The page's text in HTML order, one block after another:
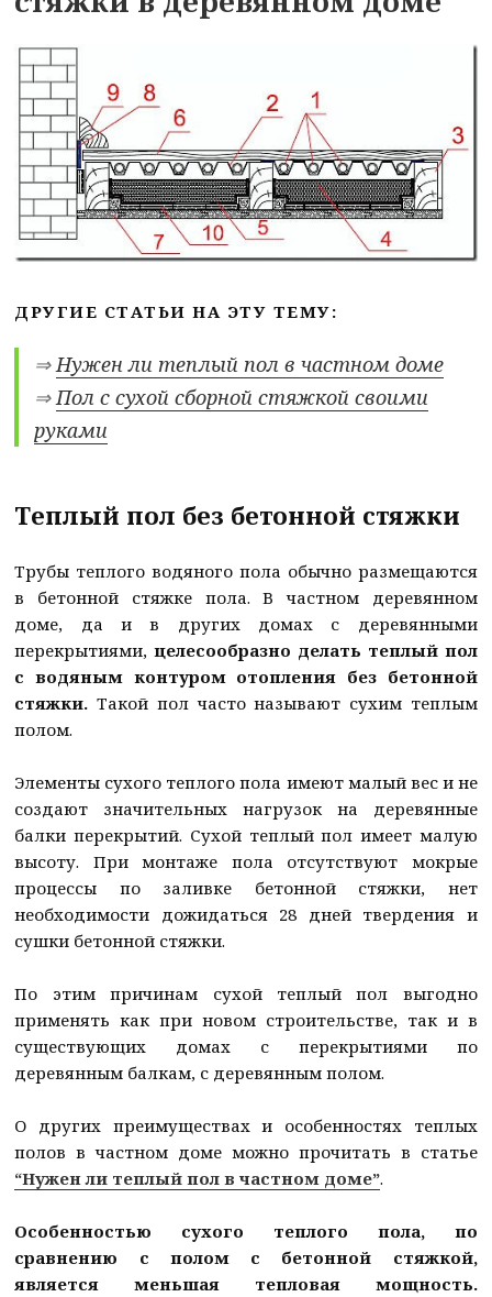
ДРУГИЕ СТАТЬИ НА ЭТУ ТЕМУ:
⇒ Нужен ли теплый пол в частном доме
⇒ Пол с сухой сборной стяжкой своими
руками
Теплый пол без бетонной стяжки
Трубы теплого водяного пола обычно размещаются
в бетонной стяжке пола. В частном деревянном
доме, да и в других домах с деревянными
перекрытиями,целесообразно делать теплый пол
с водяным контуром отопления без бетонной
стяжки. Такой пол часто называют сухим теплым
полом.
Элементы сухого теплого пола имеют малый вес и не
создают значительных нагрузок на деревянные
балки перекрытий. Сухой теплый пол имеет малую
высоту. При монтаже пола отсутствуют мокрые
процессы по заливке бетонной стяжки, нет
необходимости дожидаться 28 дней твердения и
сушки бетонной стяжки.
По этим причинам сухой теплый пол выгодно
применять как при новом строительстве, так и в
существующих домах с перекрытиями по
деревянным балкам, с деревянным полом.
О других преимуществах и особенностях теплых
полов в частном доме можно прочитать в статье
“Нужен ли теплый пол в частном доме”.
Особенностью сухого теплого пола, по
сравнению с полом с бетонной стяжкой,
является меньшая тепловая мощность.